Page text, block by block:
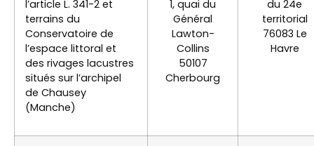
l’article L. 341-2 et
terrains du
Conservatoire de
l’espace littoral et
des rivages lacustres
situés sur l’archipel
de Chausey
(Manche)
1, quai du
Général
Lawton-
Collins
50107
Cherbourg
du 24e
territorial
76083 Le
Havre